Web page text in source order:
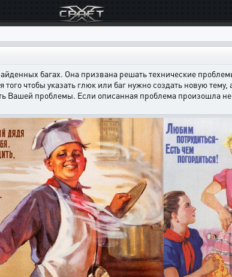
багах. Она призвана решать технические
чтобы указать глюк или баг нужно создать новую
Вашей проблемы. Если описанная проблема произошла не